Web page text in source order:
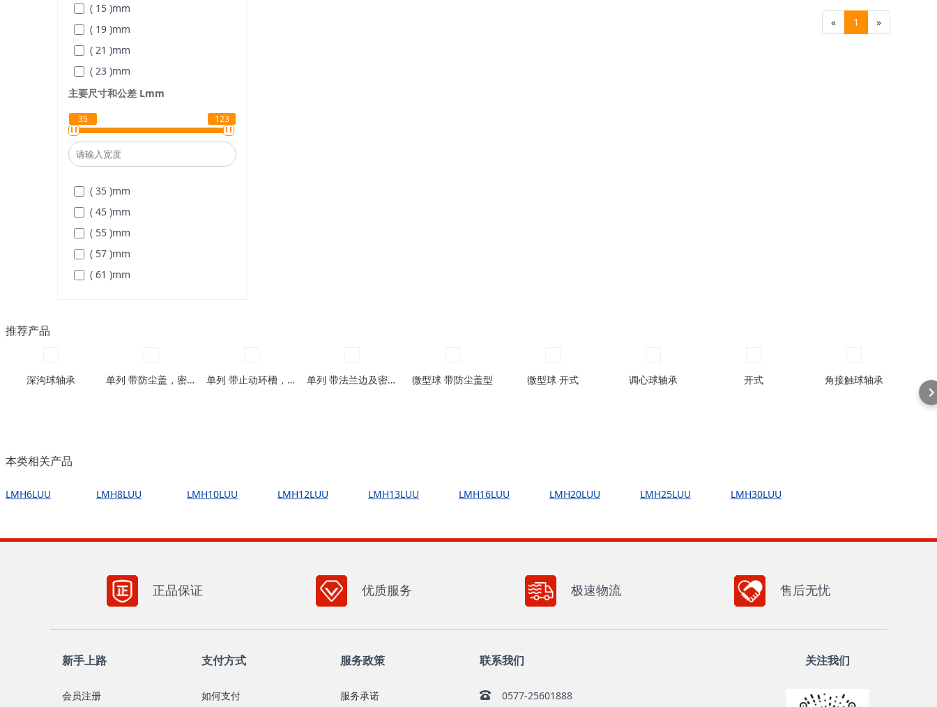
( 15 )mm
( 19 )mm
( 21 )mm
( 23 )mm
( 28 )mm
( 32 )
( 40 )mm
( 45 )mm
主要尺寸和公差 Lmm
35 123
( 35 )mm
( 45 )mm
( 55 )mm
( 57 )mm
( 61 )mm
« 1 »
推荐产品
深沟球轴承 单列 带防尘盖，密封圈型 单列 带止动环槽，带止动环槽及防尘盖型 单列 带法兰边及密封圈型 微型球 带防尘盖型 微型球 开式 调心球轴承 开式 角接触球轴承
本类相关产品
LMH6LUU LMH8LUU LMH10LUU LMH12LUU LMH13LUU LMH16LUU LMH20LUU LMH25LUU LMH30LUU
正品保证 优质服务 极速物流 售后无忧
新手上路
会员注册
支付方式
如何支付
服务政策
服务承诺
联系我们
0577-25601888
关注我们